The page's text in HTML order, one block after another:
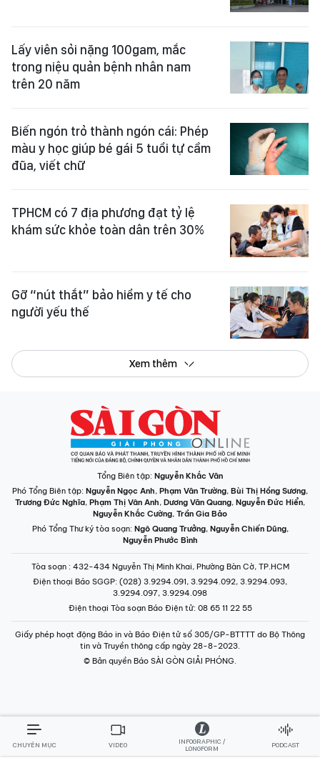
Lấy viên sỏi nặng 100gam, mắc
trong niệu quản bệnh nhân nam
trên 20 năm
Biến ngón trỏ thành ngón cái: Phép
màu y học giúp bé gái 5 tuổi tự cầm
đũa, viết chữ
TPHCM có 7 địa phương đạt tỷ lệ
khám sức khỏe toàn dân trên 30%
Gỡ “nút thắt” bảo hiểm y tế cho
người yếu thế
Xem thêm
Tổng Biên tập: Nguyễn Khắc Văn
Phó Tổng Biên tập: Nguyễn Ngọc Anh, Phạm Văn Trường, Bùi Thị Hồng Sương,
Trương Đức Nghĩa, Phạm Thị Vân Anh, Dương Văn Quang, Nguyễn Đức Hiển,
Nguyễn Khắc Cường, Trần Gia Bảo
Phó Tổng Thư ký tòa soạn: Ngô Quang Trưởng, Nguyễn Chiến Dũng,
Nguyễn Phước Bình
Tòa soạn : 432-434 Nguyễn Thị Minh Khai, Phường Bàn Cờ, TP.HCM
Điện thoại Báo SGGP: (028) 3.9294.091, 3.9294.092, 3.9294.093,
3.9294.097, 3.9294.098
Điện thoại Tòa soạn Báo Điện tử: 08 65 11 22 55
Giấy phép hoạt động Báo in và Báo Điện tử số 305/GP-BTTTT do Bộ Thông
tin và Truyền thông cấp ngày 28-8-2023.
© Bản quyền Báo SÀI GÒN GIẢI PHÓNG.
CHUYÊN MỤC VIDEO
INFOGRAPHIC /
LONGFORM
PODCAST